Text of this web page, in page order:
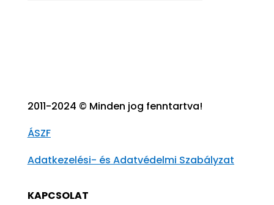
2011-2024 © Minden jog fenntartva!
ÁSZF
Adatkezelési- és Adatvédelmi Szabályzat
KAPCSOLAT